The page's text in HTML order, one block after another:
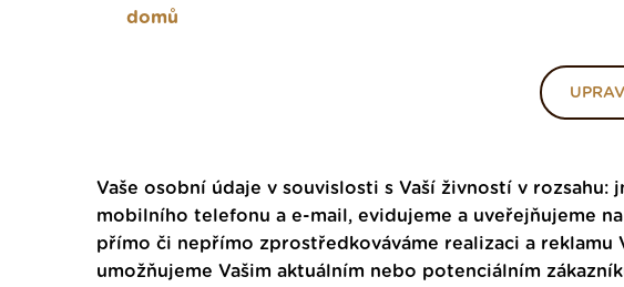
domů
Vaše osobní údaje v souvislosti s Vaší živností v rozsahu:
mobilního telefonu a e-mail, evidujeme a uveřejňujeme
přímo či nepřímo zprostředkováváme realizaci a reklamu
umožňujeme Vašim aktuálním nebo potenciálním